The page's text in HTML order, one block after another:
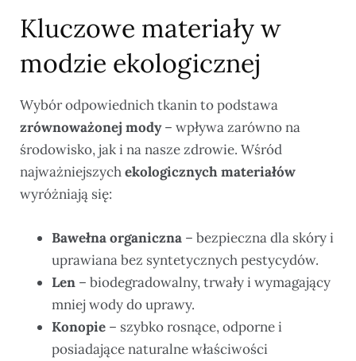
Kluczowe materiały w
modzie ekologicznej
Wybór odpowiednich tkanin to podstawa
zrównoważonej mody– wpływa zarówno na
środowisko, jak i na nasze zdrowie. Wśród
najważniejszychekologicznych materiałów
wyróżniają się:
Bawełna organiczna – bezpieczna dla skóry i
uprawiana bez syntetycznych pestycydów.
Len – biodegradowalny, trwały i wymagający
mniej wody do uprawy.
Konopie – szybko rosnące, odporne i
posiadające naturalne właściwości